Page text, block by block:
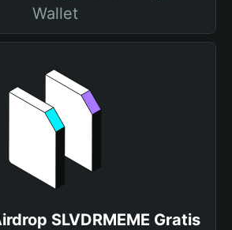
Wallet
SLVDRMEME Gratis